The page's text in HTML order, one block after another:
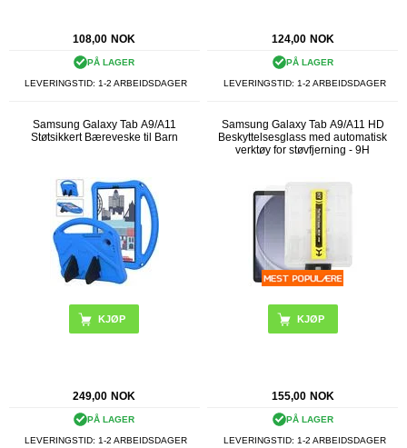
108,00 NOK
PÅ LAGER
LEVERINGSTID: 1-2 ARBEIDSDAGER
124,00 NOK
PÅ LAGER
LEVERINGSTID: 1-2 ARBEIDSDAGER
Samsung Galaxy Tab A9/A11
Støtsikkert Bæreveske til Barn
KJØP
249,00 NOK
PÅ LAGER
LEVERINGSTID: 1-2 ARBEIDSDAGER
Samsung Galaxy Tab A9/A11 HD
Beskyttelsesglass med automatisk
verktøy for støvfjerning - 9H
155,00 NOK
PÅ LAGER
LEVERINGSTID: 1-2 ARBEIDSDAGER